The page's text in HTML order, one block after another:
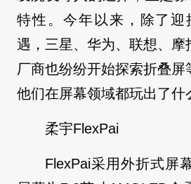
特性。今年以来，除了迎
遇，三星、华为、联想、摩
厂商也纷纷开始探索折叠屏
他们在屏幕领域都玩出了什
柔宇FlexPai
FlexPai采用外折式屏